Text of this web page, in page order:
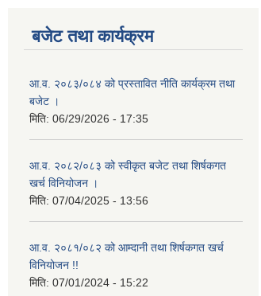
बजेट तथा कार्यक्रम
आ.व. २०८३/०८४ को प्रस्तावित नीति कार्यक्रम तथा
बजेट ।
मिति: 06/29/2026 - 17:35
आ.व. २०८२/०८३ को स्वीकृत बजेट तथा शिर्षकगत
खर्च विनियोजन ।
मिति: 07/04/2025 - 13:56
आ.व. २०८१/०८२ को आम्दानी तथा शिर्षकगत खर्च
विनियोजन !!
मिति: 07/01/2024 - 15:22